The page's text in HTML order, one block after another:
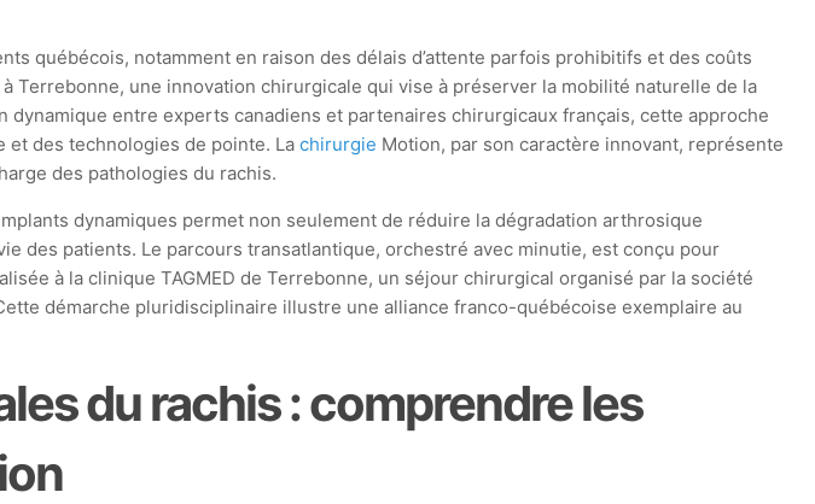
québécois, notamment en raison des délais d’attente parfois prohibitifs et des coûts
Terrebonne, une innovation chirurgicale qui vise à préserver la mobilité naturelle de la
entre experts canadiens et partenaires chirurgicaux français, cette approche
et des technologies de pointe. Lachirurgie Motion, par son caractère innovant, représente
des pathologies du rachis.
dynamiques permet non seulement de réduire la dégradation arthrosique
des patients. Le parcours transatlantique, orchestré avec minutie, est conçu pour
à la clinique TAGMED de Terrebonne, un séjour chirurgical organisé par la société
démarche pluridisciplinaire illustre une alliance franco-québécoise exemplaire au
du rachis : comprendre les